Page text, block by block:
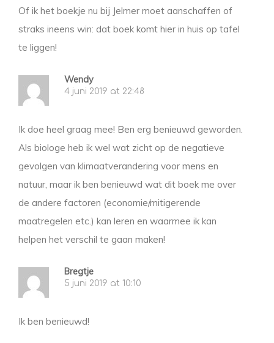
Of ik het boekje nu bij Jelmer moet aanschaffen of
straks ineens win: dat boek komt hier in huis op tafel
te liggen!
Wendy
4 juni 2019 at 22:48
Ik doe heel graag mee! Ben erg benieuwd geworden.
Als biologe heb ik wel wat zicht op de negatieve
gevolgen van klimaatverandering voor mens en
natuur, maar ik ben benieuwd wat dit boek me over
de andere factoren (economie/mitigerende
maatregelen etc.) kan leren en waarmee ik kan
helpen het verschil te gaan maken!
Bregtje
5 juni 2019 at 10:10
Ik ben benieuwd!